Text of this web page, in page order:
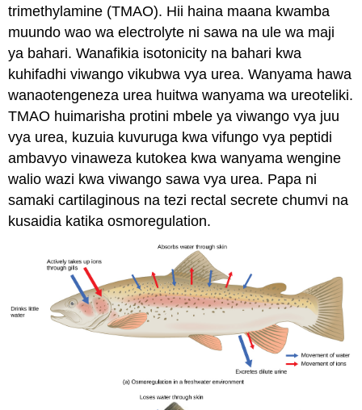
trimethylamine (TMAO). Hii haina maana kwamba
muundo wao wa electrolyte ni sawa na ule wa maji
ya bahari. Wanafikia isotonicity na bahari kwa
kuhifadhi viwango vikubwa vya urea. Wanyama hawa
wanaotengeneza urea huitwa wanyama wa ureoteliki.
TMAO huimarisha protini mbele ya viwango vya juu
vya urea, kuzuia kuvuruga kwa vifungo vya peptidi
ambavyo vinaweza kutokea kwa wanyama wengine
walio wazi kwa viwango sawa vya urea. Papa ni
samaki cartilaginous na tezi rectal secrete chumvi na
kusaidia katika osmoregulation.